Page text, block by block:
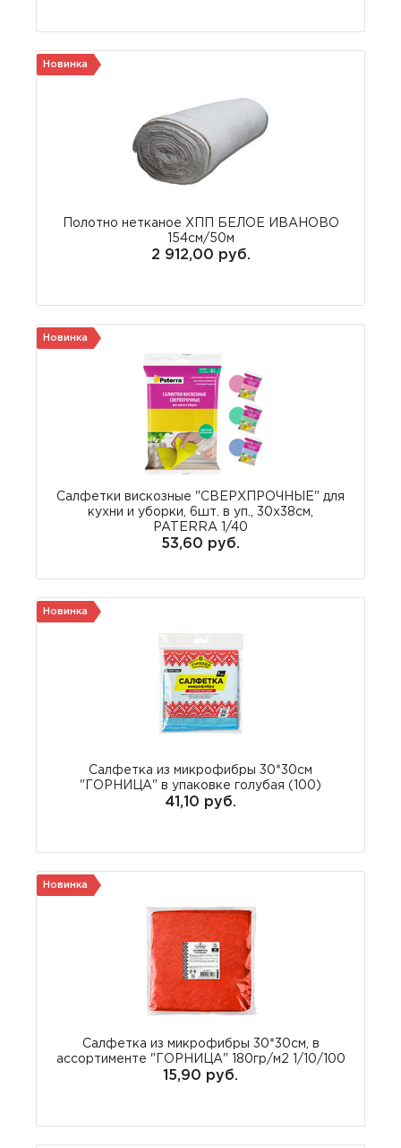
Полотно нетканое ХПП БЕЛОЕ ИВАНОВО
154см/50м
2 912,00 руб.
Новинка
Салфетки вискозные "СВЕРХПРОЧНЫЕ" для
кухни и уборки, 6шт. в уп., 30х38см,
PATERRA 1/40
53,60 руб.
Новинка
Салфетка из микрофибры 30*30см
"ГОРНИЦА" в упаковке голубая (100)
41,10 руб.
Новинка
Салфетка из микрофибры 30*30см, в
ассортименте "ГОРНИЦА" 180гр/м2 1/10/100
15,90 руб.
Новинка